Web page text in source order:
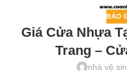
BÁO
Giá Cửa Nhựa
Trang –
nhà vệ